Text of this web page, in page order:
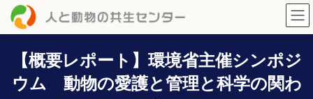
【概要レポート】環境省主催シンポジ
ウム 動物の愛護と管理と科学の関わ